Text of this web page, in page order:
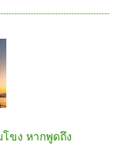
ขง หากพูดถึง